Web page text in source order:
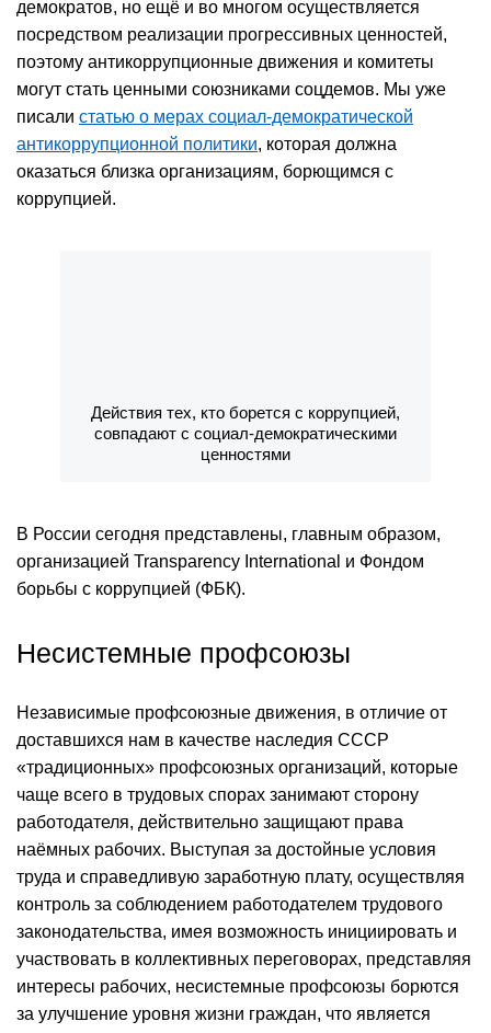
демократов, но ещё и во многом осуществляется
посредством реализации прогрессивных ценностей,
поэтому антикоррупционные движения и комитеты
могут стать ценными союзниками соцдемов. Мы уже
писали статью о мерах социал-демократической
антикоррупционной политики, которая должна
оказаться близка организациям, борющимся с
коррупцией.
Действия тех, кто борется с коррупцией,
совпадают с социал-демократическими
ценностями
В России сегодня представлены, главным образом,
организацией Transparency International и Фондом
борьбы с коррупцией (ФБК).
Несистемные профсоюзы
Независимые профсоюзные движения, в отличие от
доставшихся нам в качестве наследия СССР
«традиционных» профсоюзных организаций, которые
чаще всего в трудовых спорах занимают сторону
работодателя, действительно защищают права
наёмных рабочих. Выступая за достойные условия
труда и справедливую заработную плату, осуществляя
контроль за соблюдением работодателем трудового
законодательства, имея возможность инициировать и
участвовать в коллективных переговорах, представляя
интересы рабочих, несистемные профсоюзы борются
за улучшение уровня жизни граждан, что является